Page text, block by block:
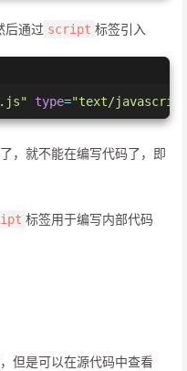
后通过 script 标签引入
type="text/
，就不能在编写代码了，即
标签用于编写内部代码
但是可以在源代码中查看